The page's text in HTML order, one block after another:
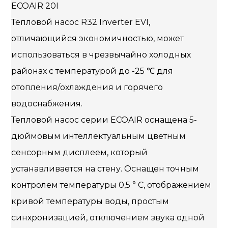
ECOAIR 20I
Тепловой насос R32 Inverter EVI,
отличающийся экономичностью, может
использоваться в чрезвычайно холодных
районах с температурой до -25 ℃ для
отопления/охлаждения и горячего
водоснабжения.
Тепловой насос серии ECOAIR оснащена 5-
дюймовым интеллектуальным цветным
сенсорным дисплеем, который
устанавливается на стену. Оснащен точным
контролем температуры 0,5 ° C, отображением
кривой температуры воды, простым
синхронизацией, отключением звука одной